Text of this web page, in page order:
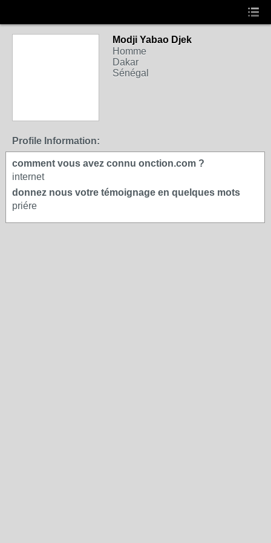
Modji Yabao Djek
Homme
Dakar
Sénégal
Profile Information:
comment vous avez connu onction.com ?
internet
donnez nous votre témoignage en quelques mots
priére